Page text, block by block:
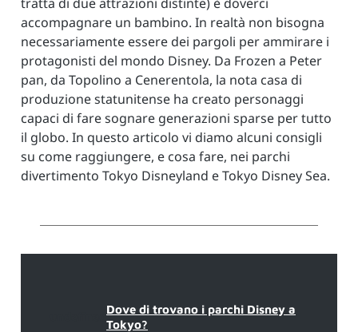
tratta di due attrazioni distinte) è doverci
accompagnare un bambino. In realtà non bisogna
necessariamente essere dei pargoli per ammirare i
protagonisti del mondo Disney. Da Frozen a Peter
pan, da Topolino a Cenerentola, la nota casa di
produzione statunitense ha creato personaggi
capaci di fare sognare generazioni sparse per tutto
il globo. In questo articolo vi diamo alcuni consigli
su come raggiungere, e cosa fare, nei parchi
divertimento Tokyo Disneyland e Tokyo Disney Sea.
Dove di trovano i parchi Disney a
Tokyo?